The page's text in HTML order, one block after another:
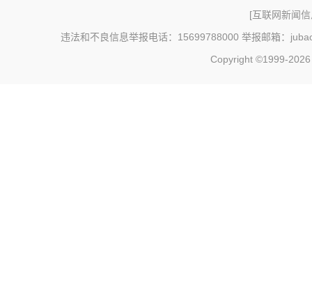
[互联网新闻
违法和不良信息举报电话：15699788000 举报邮箱：
Copyright ©1999-